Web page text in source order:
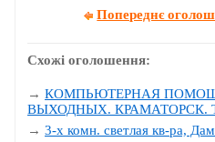
Попереднє
Схожі оголошення:
→КОМПЬЮТЕРНАЯ
ВЫХОДНЫХ. КРАМАТОРСК.
→3-х комн. светлая кв-ра,